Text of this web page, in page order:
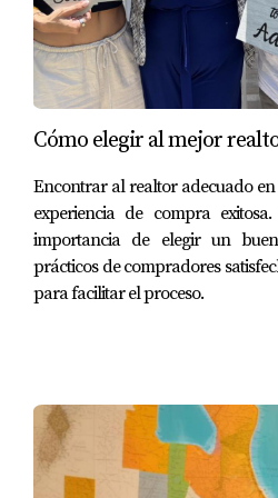
personal militar activo. No
seguro hipotecario, lo que los
muy atractiva para quienes
CASOS
Para ilustrar cómo las tasas
tu compra, veamos tres casos
diferentes escenarios en el
Miami.
Caso 1: Comprador
María está interesada en
Miami. Con un excelente
tasa del 6.5% para un
Si decide comprar una
Cómo elegir al mejor
Encontrar al realtor adecuado
experiencia de compra
importancia de elegir un
prácticos de compradores
para facilitar el proceso.